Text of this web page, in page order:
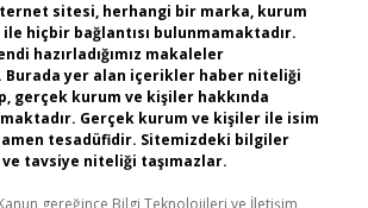
sitesi, herhangi bir marka, kurum
hiçbir bağlantısı bulunmamaktadır.
hazırladığımız makaleler
Burada yer alan içerikler haber niteliği
gerçek kurum ve kişiler hakkında
Gerçek kurum ve kişiler ile isim
tesadüfidir. Sitemizdeki bilgiler
tavsiye niteliği taşımazlar.
Kanun gereğince Bilgi Teknolojileri ve İletişim